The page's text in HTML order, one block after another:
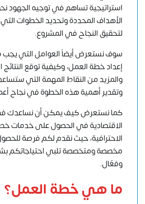
استراتيجية تساهم في توجيه الجهود
الأهداف المحددة وتحديد الخطوات
لتحقيقالنجاح في المشروع.
سوف نستعرض أيضاً العوامل التي يجب
إعداد خطة العمل، وكيفية توقع النتائج
والمزيد من النقاط المهمة التي
وتقدير أهمية هذه الخطوة في نجاح
كما نستعرض كيف يمكن أن نساعدك
الاقتصاديةفي الحصول علىخدمات
الاحترافية، حيث نقدم لكم فرصة
مخصصة ومتخصصة تلبي احتياجاتكم
وفعّال.
ما هي خطة العمل؟